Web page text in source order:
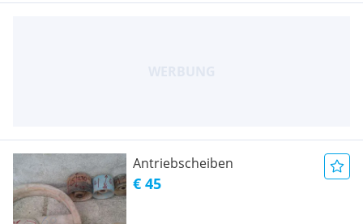
Antriebscheiben
€ 45